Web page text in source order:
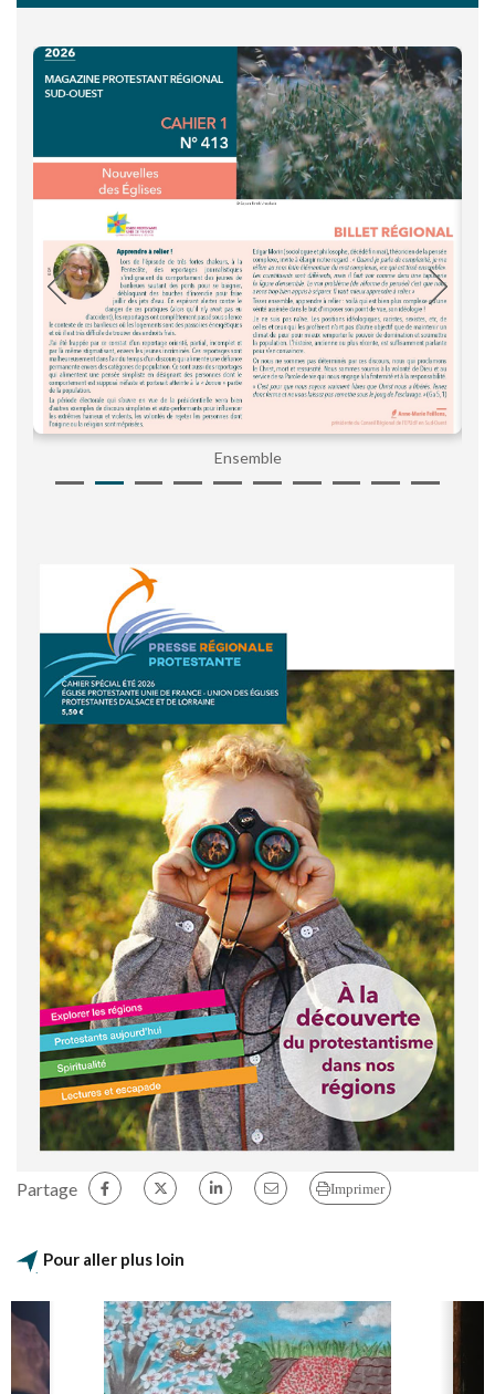
Ensemble
Partage Imprimer
Pour aller plus loin